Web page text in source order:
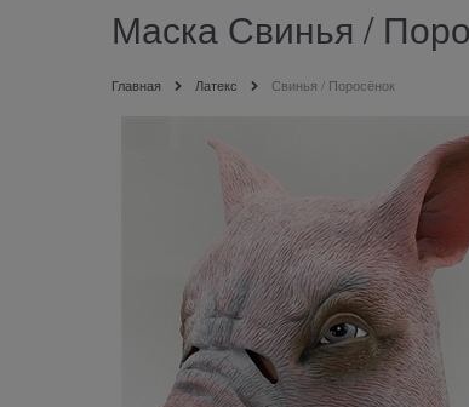
Маска Свинья /
Главная Латекс Свинья / Поросёнок